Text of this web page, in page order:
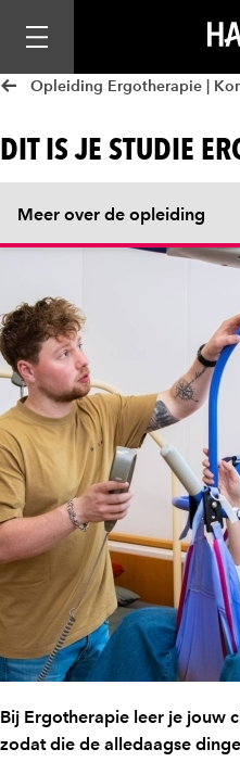
Mobiele navigatie
Opleiding Ergotherapie |
DIT IS JE STUDIE
Meer over de opleiding
Bij Ergotherapie leer je jouw
zodat die de alledaagse